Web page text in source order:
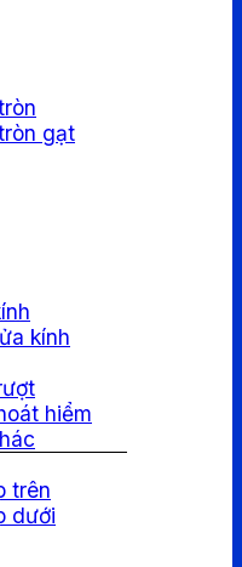
gạt
kính
hiểm
trên
dưới